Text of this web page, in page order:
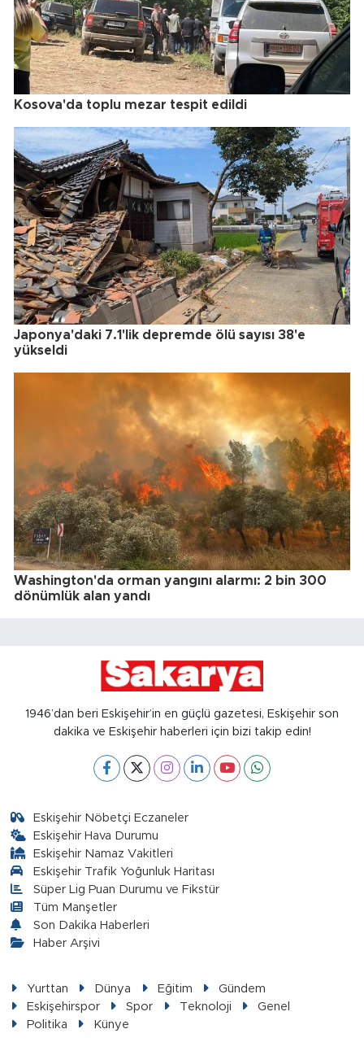
Kosova'da toplu mezar tespit edildi
Japonya'daki 7.1'lik depremde ölü sayısı 38'e
yükseldi
Washington'da orman yangını alarmı: 2 bin 300
dönümlük alan yandı
1946’dan beri Eskişehir’in en güçlü gazetesi, Eskişehir son
dakika ve Eskişehir haberleri için bizi takip edin!
Eskişehir Nöbetçi Eczaneler
Eskişehir Hava Durumu
Eskişehir Namaz Vakitleri
Eskişehir Trafik Yoğunluk Haritası
Süper Lig Puan Durumu ve Fikstür
Tüm Manşetler
Son Dakika Haberleri
Haber Arşivi
Yurttan Dünya Eğitim
Gündem
Eskişehirspor
Spor Teknoloji
Genel
Politika
Künye